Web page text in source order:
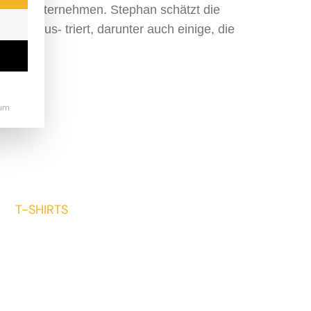
Unternehmen. Stephan schätzt die
illus- triert, darunter auch einige, die
T-SHIRTS